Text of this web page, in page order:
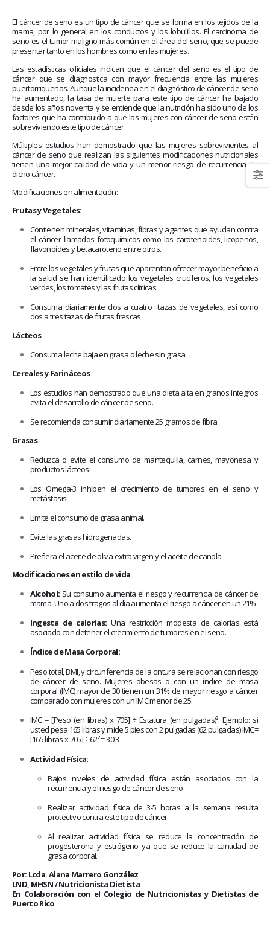
El cáncer de seno es un tipo de cáncer que se forma en los tejidos de la
mama, por lo general en los conductos y los lobulillos. El carcinoma de
seno es el tumor maligno más común en el área del seno, que se puede
presentar tanto en los hombres como en las mujeres.
Las estadísticas oficiales indican que el cáncer del seno es el tipo de
cáncer que se diagnostica con mayor frecuencia entre las mujeres
puertorriqueñas. Aunque la incidencia en el diagnóstico de cáncer de seno
ha aumentado, la tasa de muerte para este tipo de cáncer ha bajado
desde los años noventa y se entiende que la nutrición ha sido uno de los
factores que ha contribuido a que las mujeres con cáncer de seno estén
sobreviviendo este tipo de cáncer.
Múltiples estudios han demostrado que las mujeres sobrevivientes al
cáncer de seno que realizan las siguientes modificaciones nutricionales
tienen una mejor calidad de vida y un menor riesgo de recurrencia de
dicho cáncer.
Modificaciones en alimentación:
Frutas y Vegetales:
Contienen minerales, vitaminas, fibras y agentes que ayudan contra
el cáncer llamados fotoquímicos como los carotenoides, licopenos,
flavonoides y betacaroteno entre otros.
Entre los vegetales y frutas que aparentan ofrecer mayor beneficio a
la salud se han identificado los vegetales crucíferos, los vegetales
verdes, los tomates y las frutas cítricas.
Consuma diariamente dos a cuatro tazas de vegetales, así como
dos a tres tazas de frutas frescas.
Lácteos
Consuma leche baja en grasa o leche sin grasa.
Cereales y Farináceos
Los estudios han demostrado que una dieta alta en granos íntegros
evita el desarrollo de cáncer de seno.
Se recomienda consumir diariamente 25 gramos de fibra.
Grasas
Reduzca o evite el consumo de mantequilla, carnes, mayonesa y
productos lácteos.
Los Omega-3 inhiben el crecimiento de tumores en el seno y
metástasis.
Limite el consumo de grasa animal.
Evite las grasas hidrogenadas.
Prefiera el aceite de oliva extra virgen y el aceite de canola.
Modificaciones en estilo de vida
Alcohol: Su consumo aumenta el riesgo y recurrencia de cáncer de
mama. Uno a dos tragos al día aumenta el riesgo a cáncer en un 21%.
Ingesta de calorías: Una restricción modesta de calorías está
asociado con detener el crecimiento de tumores en el seno.
Índice de Masa Corporal:
Peso total, BMI, y circunferencia de la cintura se relacionan con riesgo
de cáncer de seno. Mujeres obesas o con un índice de masa
corporal (IMC) mayor de 30 tienen un 31% de mayor riesgo a cáncer
comparado con mujeres con un IMC menor de 25.
IMC = [Peso (en libras) x 705] ÷ Estatura (en pulgadas)². Ejemplo: si
usted pesa 165 libras y mide 5 pies con 2 pulgadas (62 pulgadas) IMC=
[165 libras x 705] ÷ 62² = 30.3
Actividad Física:
Bajos niveles de actividad física están asociados con la
recurrencia y el riesgo de cáncer de seno.
Realizar actividad física de 3-5 horas a la semana resulta
protectivo contra este tipo de cáncer.
Al realizar actividad física se reduce la concentración de
progesterona y estrógeno ya que se reduce la cantidad de
grasa corporal.
Por: Lcda. Alana Marrero González
LND, MHSN / Nutricionista Dietista
En Colaboración con el Colegio de Nutricionistas y Dietistas de
Puerto Rico